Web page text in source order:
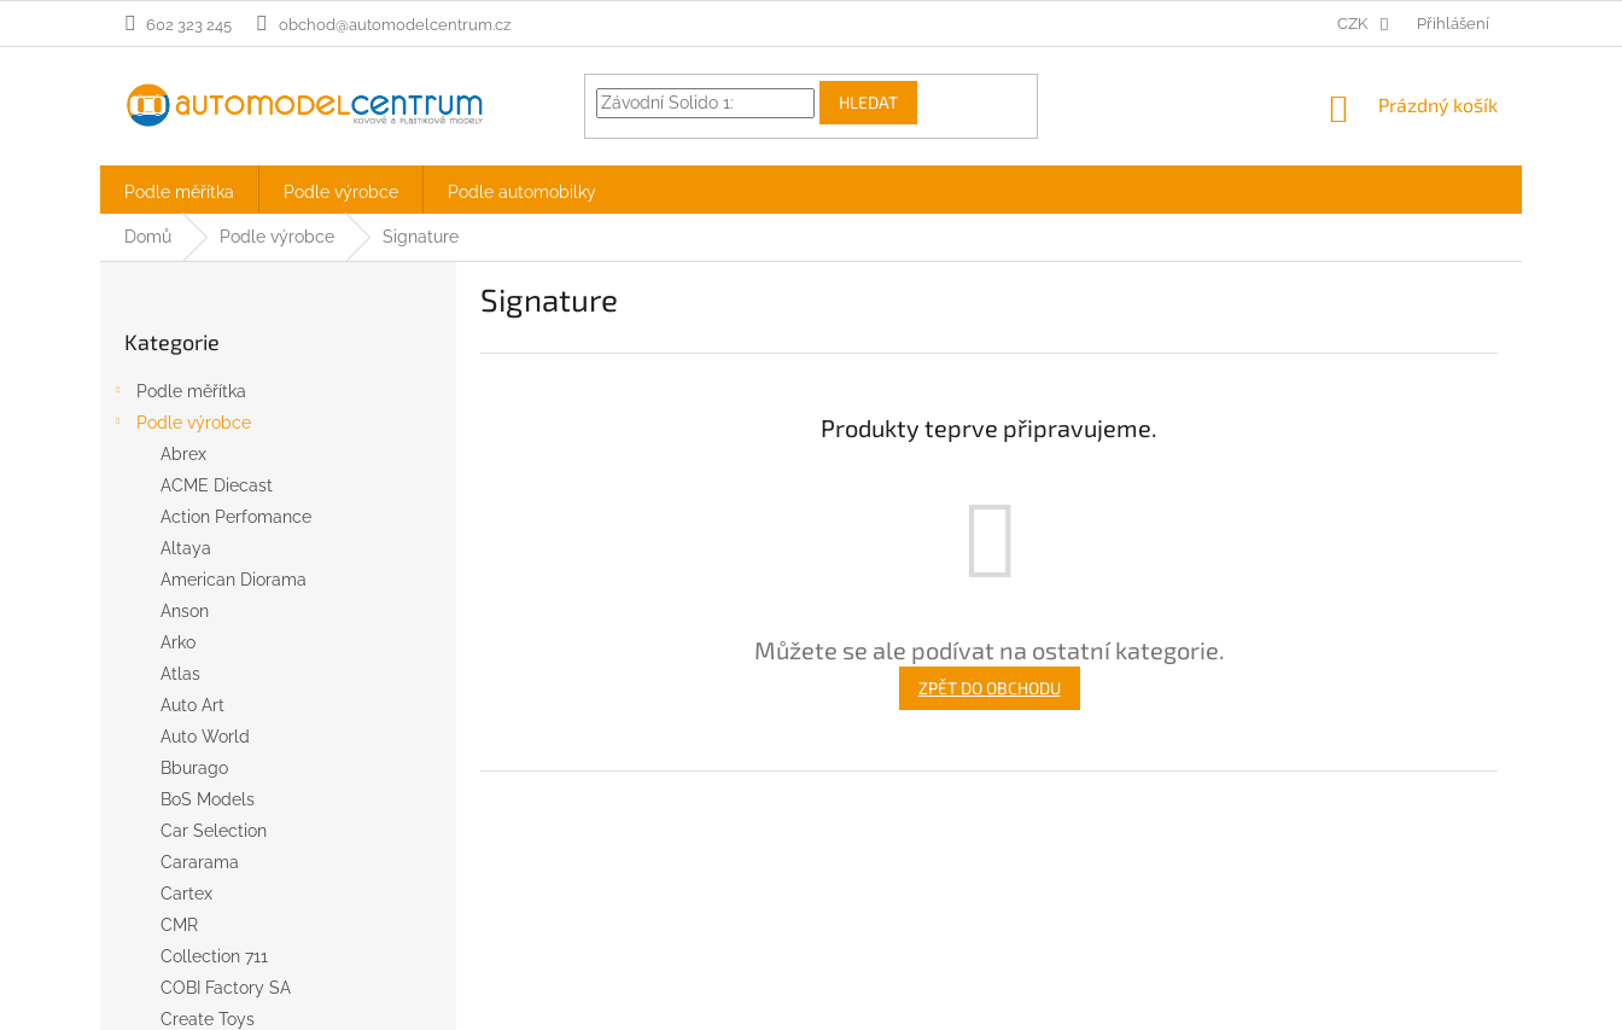
602 323 245 obchod@automodelcentrum.cz CZK Přihlášení
HLEDAT
NÁKUPNÍ
Prázdný košík
Podle měřítka Podle výrobce Podle automobilky
Domů Podle výrobce Signature
kategorie
Kategorie
Podle měřítka
Podle výrobce
Abrex
ACME Diecast
Action Perfomance
Altaya
American Diorama
Anson
Arko
Atlas
Auto Art
Auto World
Bburago
BoS Models
Car Selection
Cararama
Cartex
CMR
Collection 711
COBI Factory SA
Create Toys
Signature
Produkty teprve připravujeme.
Můžete se ale podívat na ostatní kategorie.
ZPĚT DO OBCHODU